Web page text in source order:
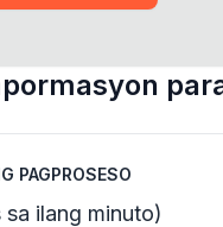
PAGPROSESO
ilang minuto)